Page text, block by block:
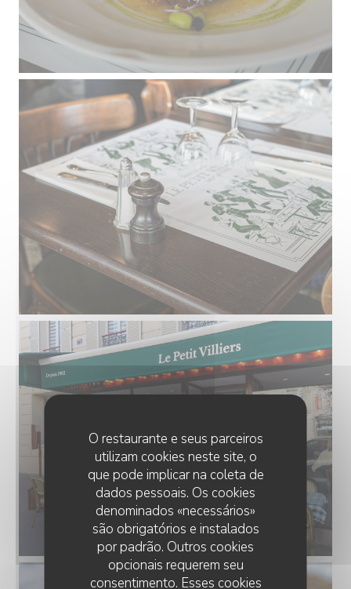
O restaurante e seus parceiros
utilizam cookies neste site, o
que pode implicar na coleta de
dados pessoais. Os cookies
denominados «necessários»
são obrigatórios e instalados
por padrão. Outros cookies
opcionais requerem seu
consentimento. Esses cookies